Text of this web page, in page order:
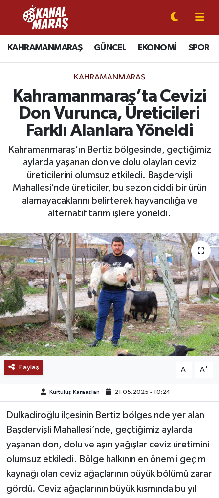
KAHRAMANMARAŞ GÜNCEL EKONOMİ SPOR
KAHRAMANMARAŞ
Kahramanmaraş’ta Cevizi
Don Vurunca, Üreticileri
Farklı Alanlara Yöneldi
Kahramanmaraş’ın Bertiz bölgesinde, geçtiğimiz
aylarda yaşanan don ve dolu olayları ceviz
üreticilerini olumsuz etkiledi. Başdervişli
Mahallesi’nde üreticiler, bu sezon ciddi bir ürün
alamayacaklarını belirterek hayvancılığa ve
alternatif tarım işlere yöneldi.
Paylaş A- A+
Kurtuluş Karaaslan 21.05.2025 - 10:24
Dulkadiroğlu ilçesinin Bertiz bölgesinde yer alan
Başdervişli Mahallesi’nde, geçtiğimiz aylarda
yaşanan don, dolu ve aşırı yağışlar ceviz üretimini
olumsuz etkiledi. Bölge halkının en önemli geçim
kaynağı olan ceviz ağaçlarının büyük bölümü zarar
gördü. Ceviz ağaçlarının büyük kısmında bu yıl
CANLI YAYIN
KAHRAMANMARAŞ
SPOR
SİYASET
EKONOMİ
GÜNDEM
MAGAZİN
SAĞLIK
EĞİTİM
BÖLGE
KEŞFET
POPÜLER
DÜNYA
TREND
MEDYA
TEKNOLOJİ
YAŞAM
Kahramanmaraş Nöbetçi Eczaneler
Kahramanmaraş Hava Durumu
Kahramanmaraş Trafik Yoğunluk Haritası
Süper Lig Puan Durumu ve Fikstür
Tüm Manşetler
Son Dakika Haberleri
Haber Arşivi